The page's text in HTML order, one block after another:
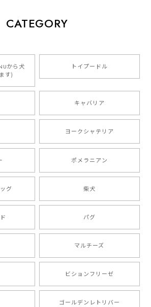
01/16
わんちゃんの名前や電話番号も分か
す！ ありがとうございました❁⃘*.ﾟ
ら、またよろしくお願いいたします。
【 自然に囲まれた ダックスフンド 】 キャニスター 保存容器 お家用 プレゼント 犬 ペット うちの子 犬グッズ
【 ボーダーコリー 水彩画風 毛色4色 】 手帳 スマホケース 犬 うちの子 iPhone & Android
が取りづらい点だけ少し不安になり
素敵さでチャラです。 本当に可愛
います。
10/28
CATEGORY
から犬
す)
トイプードル
キャバリア
ヨークシャテリア
ポメラニアン
グ 柴犬
パグ
マルチーズ
ビションフリーゼ
ゴールデンレトリバー